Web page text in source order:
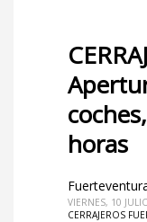
horas
VIERNES, 10
CERRAJEROS